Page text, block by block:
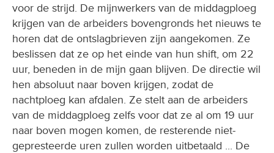
voor de strijd. De mijnwerkers van de middagploeg
krijgen van de arbeiders bovengronds het nieuws te
horen dat de ontslagbrieven zijn aangekomen. Ze
beslissen dat ze op het einde van hun shift, om 22
uur, beneden in de mijn gaan blijven. De directie wil
hen absoluut naar boven krijgen, zodat de
nachtploeg kan afdalen. Ze stelt aan de arbeiders
van de middagploeg zelfs voor dat ze al om 19 uur
naar boven mogen komen, de resterende niet-
gepresteerde uren zullen worden uitbetaald ... De